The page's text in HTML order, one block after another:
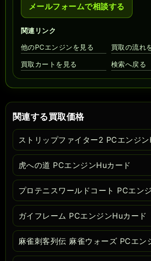
メールフォームで相談する
関連リンク
他のPCエンジンを見る
買取の流れ
買取カートを見る 検索へ戻る
関連する買取価格
ストリップファイター2 PCエンジ
虎への道 PCエンジンHuカード
プロテニスワールドコート PCエン
ガイフレーム PCエンジンHuカード
麻雀刺客列伝 麻雀ウォーズ PCエン